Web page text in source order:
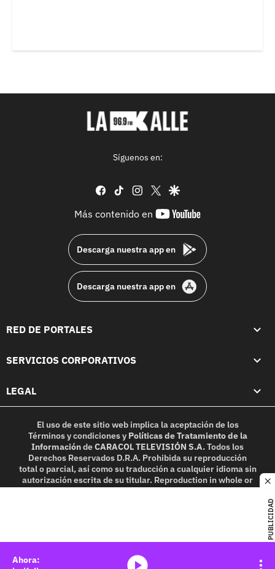
PUBLICIDAD
Síguenos en:
facebook
tiktok instagram
twittergoogle
Más contenido en
youtube-
Descarga nuestra app en
Descarga nuestra app en
RED DE PORTALES
SERVICIOS CORPORATIVOS
LEGAL
El uso de este sitio web implica la aceptación de los
Términos y condicionesy Políticas de Tratamiento de la
InformacióndeCARACOL TELEVISIÓN S.A.Todos los
Derechos Reservados D.R.A. Prohibida su reproducción
total o parcial, así como su traducción a cualquier idioma sin
autorización escrita de su titular. Reproduction in whole or
in part, or translation without written permission is